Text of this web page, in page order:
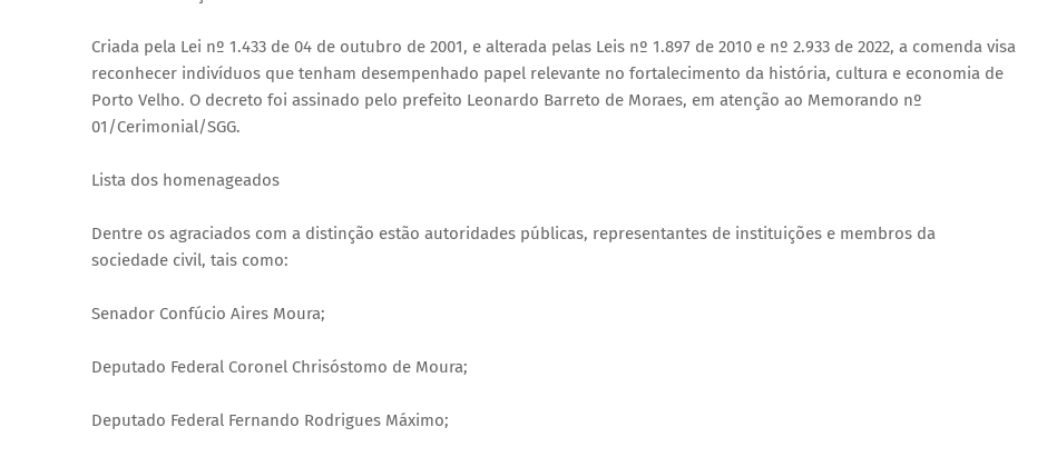
Criada pela Lei nº 1.433 de 04 de outubro de 2001, e alterada pelas Leis nº 1.897 de 2010 e nº 2.933 de 2022, a comenda visa
reconhecer indivíduos que tenham desempenhado papel relevante no fortalecimento da história, cultura e economia de
Porto Velho. O decreto foi assinado pelo prefeito Leonardo Barreto de Moraes, em atenção ao Memorando nº
01/Cerimonial/SGG.
Lista dos homenageados
Dentre os agraciados com a distinção estão autoridades públicas, representantes de instituições e membros da
sociedade civil, tais como:
Senador Confúcio Aires Moura;
Deputado Federal Coronel Chrisóstomo de Moura;
Deputado Federal Fernando Rodrigues Máximo;